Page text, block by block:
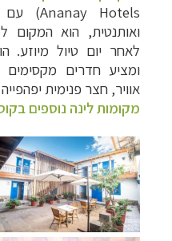
ואותנטית, הוא המקום
לאחר יום טיול מיוזע.
ומציע חדרים מקסימים
אוויר, חצר פנימית
מקומות לינה נוספים